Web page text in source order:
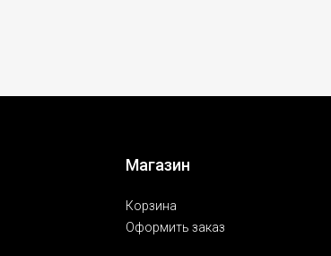
Магазин
Корзина
Оформить заказ